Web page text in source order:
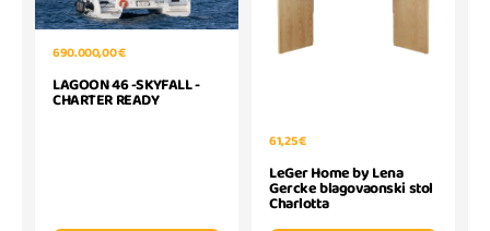
690.000,00 €
LAGOON 46 -SKYFALL -
CHARTER READY
61,25 €
LeGer Home by Lena
Gercke blagovaonski stol
Charlotta